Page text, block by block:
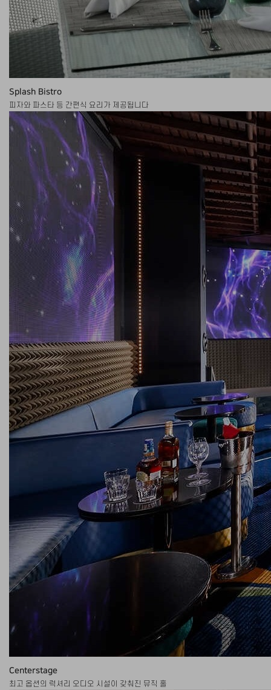
Splash Bistro
피자와 파스타 등 간편식 요리가 제공됩니다
Centerstage
최고 옵션의 럭셔리 오디오 시설이 갖춰진 뮤직 홀